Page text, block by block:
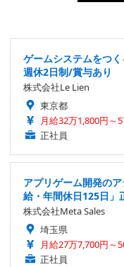
ゲームシステムをつ
週休2日制/賞与あり
株式会社Le Lien
東京都
月給32万1,800円～
正社員
アプリゲーム開発の
給・年間休日125日」
株式会社Meta Sales
埼玉県
月給27万7,700円～
正社員